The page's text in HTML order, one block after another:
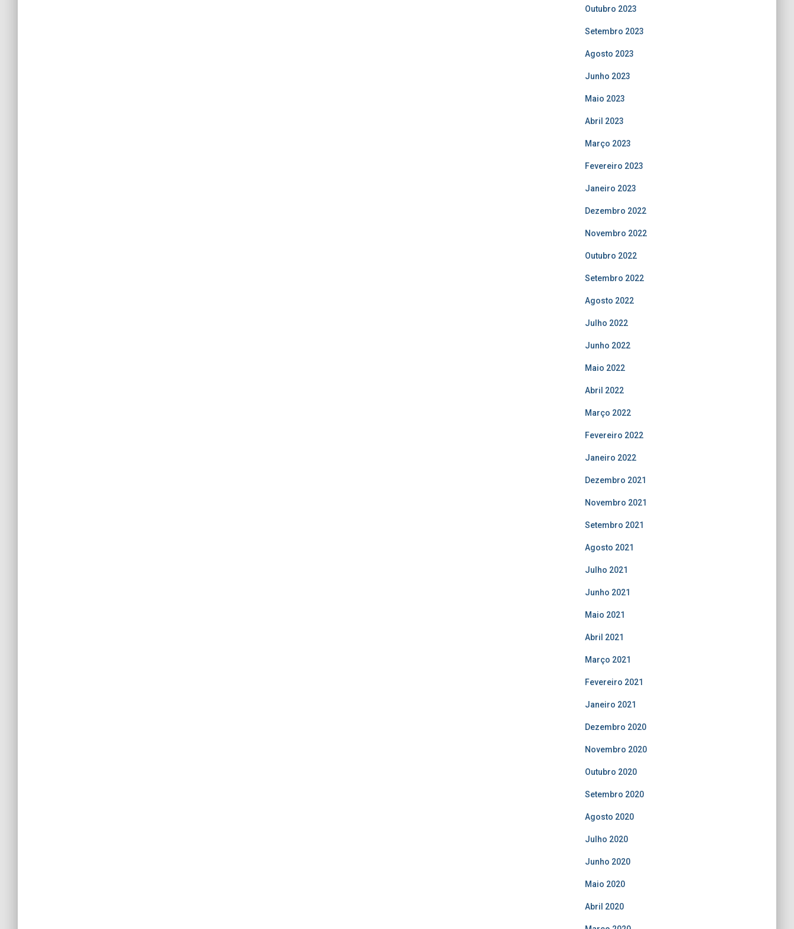
Outubro 2023
Setembro 2023
Agosto 2023
Junho 2023
Maio 2023
Abril 2023
Março 2023
Fevereiro 2023
Janeiro 2023
Dezembro 2022
Novembro 2022
Outubro 2022
Setembro 2022
Agosto 2022
Julho 2022
Junho 2022
Maio 2022
Abril 2022
Março 2022
Fevereiro 2022
Janeiro 2022
Dezembro 2021
Novembro 2021
Setembro 2021
Agosto 2021
Julho 2021
Junho 2021
Maio 2021
Abril 2021
Março 2021
Fevereiro 2021
Janeiro 2021
Dezembro 2020
Novembro 2020
Outubro 2020
Setembro 2020
Agosto 2020
Julho 2020
Junho 2020
Maio 2020
Abril 2020